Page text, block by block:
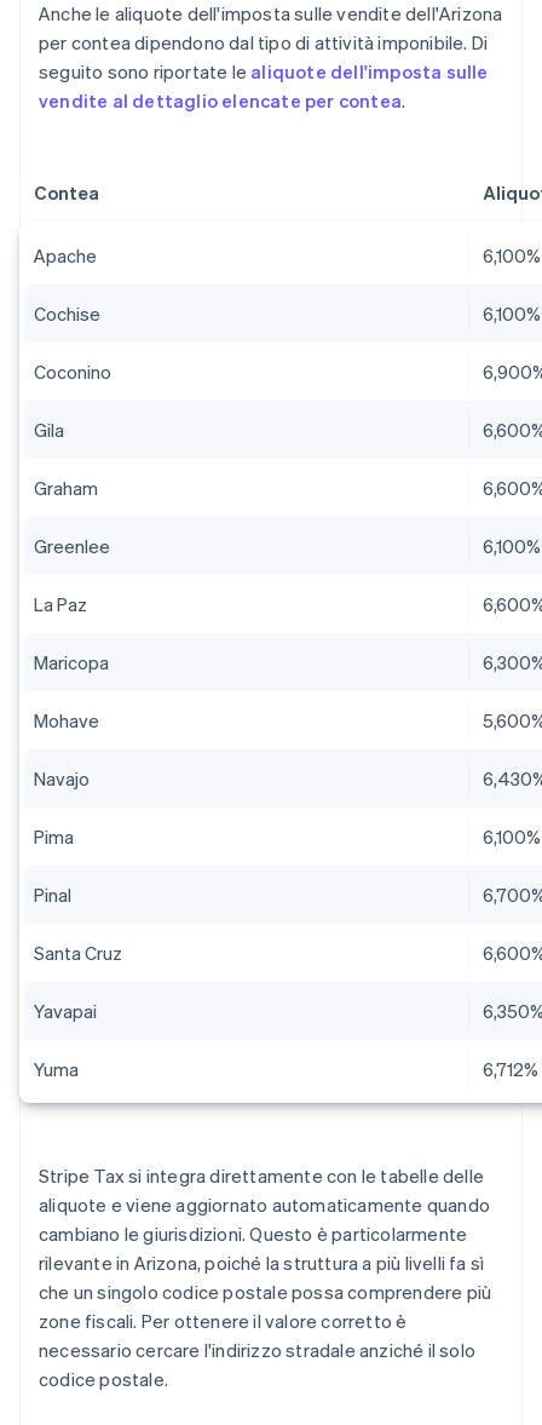
Anche le aliquote dell'imposta sulle vendite dell'Arizona
per contea dipendono dal tipo di attività imponibile. Di
seguito sono riportate le aliquote dell'imposta sulle
vendite al dettaglio elencate per contea.
Contea
Apache 6,100%
Cochise 6,100%
Coconino
Gila
Graham
Greenlee 6,100%
La Paz
Maricopa
Mohave
Navajo
Pima 6,100%
Pinal
Santa Cruz
Yavapai
Yuma 6,712%
Stripe Tax si integra direttamente con le tabelle delle
aliquote e viene aggiornato automaticamente quando
cambiano le giurisdizioni. Questo è particolarmente
rilevante in Arizona, poiché la struttura a più livelli fa sì
che un singolo codice postale possa comprendere più
zone fiscali. Per ottenere il valore corretto è
necessario cercare l'indirizzo stradale anziché il solo
codice postale.